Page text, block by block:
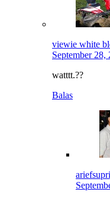
viewie white
September 28,
watttt.??
Balas